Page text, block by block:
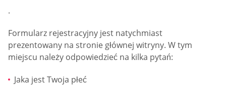
.
Formularz rejestracyjny jest natychmiast
prezentowany na stronie głównej witryny. W tym
miejscu należy odpowiedzieć na kilka pytań:
Jaka jest Twoja płeć